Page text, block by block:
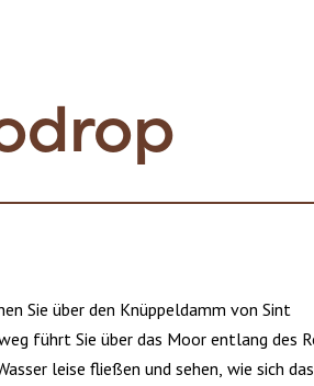
Sie über den Knüppeldamm von Sint
führt Sie über das Moor entlang des
leise fließen und sehen, wie sich das